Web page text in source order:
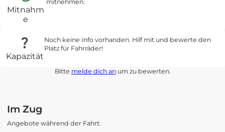
Mitnahm
e
mitnehmen.
Kapazität
Noch keine Info vorhanden. Hilf mit und bewerte den
Platz für Fahrräder!
Bitte melde dich anum zu bewerten.
Im Zug
Angebote während der Fahrt: